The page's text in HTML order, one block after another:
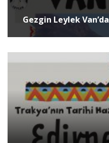
Gezgin Leylek Van’da